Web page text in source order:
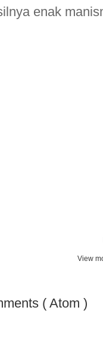
enak
View
( Atom )